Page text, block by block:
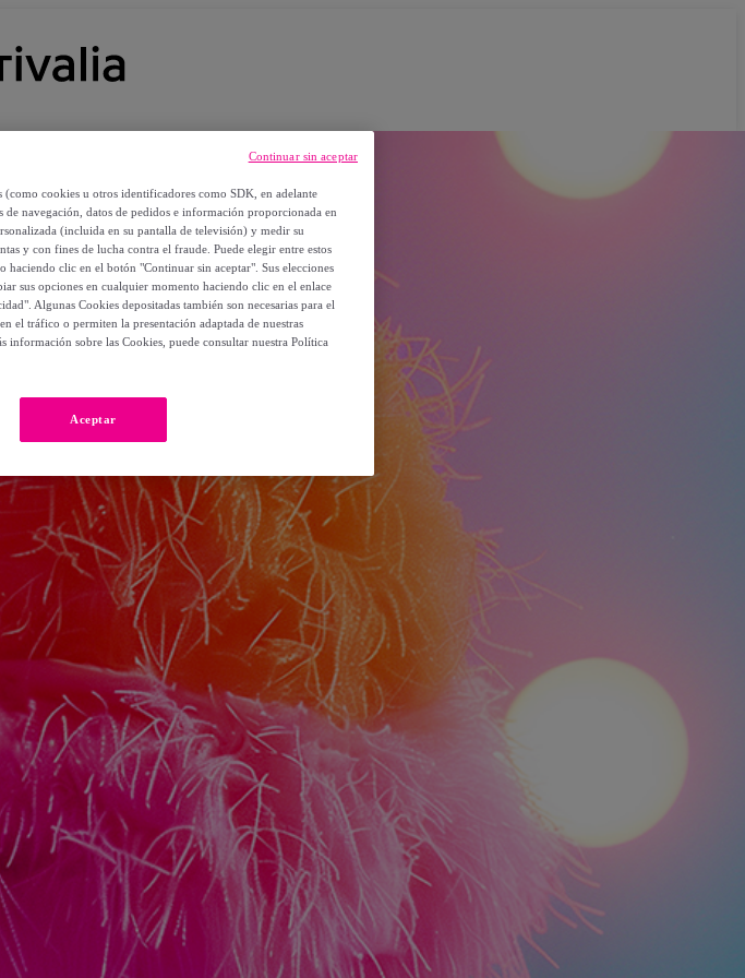
(como cookies u otros identificadores como SDK, en adelante
de navegación, datos de pedidos e información proporcionada en
(incluida en su pantalla de televisión) y medir su
y con fines de lucha contra el fraude. Puede elegir entre estos
clic en el botón "Continuar sin aceptar". Sus elecciones
sus opciones en cualquier momento haciendo clic en el enlace
Algunas Cookies depositadas también son necesarias para el
el tráfico o permiten la presentación adaptada de nuestras
información sobre las Cookies, puede consultar nuestra Política
Aceptar
Continuar sin aceptar